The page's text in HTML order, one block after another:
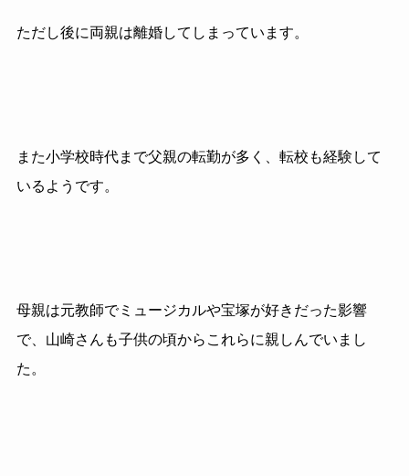
ただし後に両親は離婚してしまっています。
また小学校時代まで父親の転勤が多く、転校も経験して
いるようです。
母親は元教師でミュージカルや宝塚が好きだった影響
で、山崎さんも子供の頃からこれらに親しんでいまし
た。